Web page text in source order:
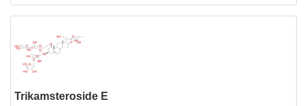
Trikamsteroside E